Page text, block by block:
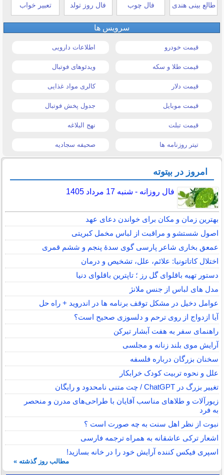
طالع بینی هندی فال چوب فال روز تولد تعبیر خواب
سرویس ها
قیمت خودرو اطلاعات دارویی
قیمت طلا و سکه ویدئوهای فوتبال
قیمت دلار کالری مواد غذایی
قیمت موبایل جدول پخش فوتبال
قیمت تبلت نهج البلاغه
تیتر روزنامه ها صحیفه سجادیه
امروز در بیتوته
فال روزانه - شنبه 17 مرداد 1405
بهترین زمان و مکان برای خواندن دعای عهد
اصول شستشو و مراقبت از لباس مخمل کبریتی
عمعق بخاری شاعر پارسی گوی سدهٔ پنجم و ششم قمری
اختلال کاتاتونیا: علائم، علل، تشخیص و درمان
دستور تهیه باقلوای گل رز ؛ تاپترین باقلوای دنیا
مدل های لباس از جنس ملانژ
عوامل دخیل در مشکل توقف برنامه ها در اندروید + راه حل
آیا ازدواج از روی ترحم و دلسوزی صحیح است؟
راهنمای سفر به هفت آبشار تیرکن
آرایش موی بلند زنانه و مجلسی
سخنان بزرگان درباره فلسفه
علل و نحوه تربیت کودک خرابکار
تغییر بزرگ در ChatGPT / چت متنی نامحدود و رایگان
زیورآلات و طلاهای مناسب آقایان با طراحی‌های مدرن و منحصر
به فرد
نبوت از نظر اهل سنت به چه صورت است ؟
اشعار ترکی عاشقانه به همراه ترجمه فارسی
اسپری فیکس کننده آرایش خود را در خانه بسازید!
مطالب روز گذشته »